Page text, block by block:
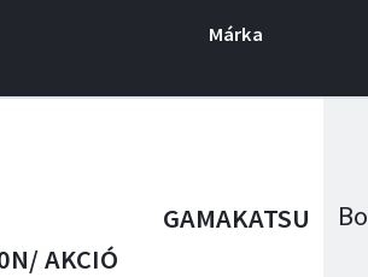
Márka
AKCIÓ
GAMAKATSU